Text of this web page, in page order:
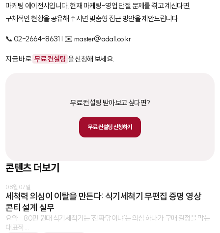
마케팅 에이전시입니다. 현재 마케팅-영업 단절 문제를 겪고 계신다면,
구체적인 현황을 공유해 주시면 맞춤형 접근 방안을 제안드립니다.
📞 02-2664-8631 | ✉️ master@adall.co.kr
지금 바로 무료 컨설팅 을 신청해 보세요.
무료 컨설팅 받아보고 싶다면?
무료 컨설팅 신청하기
콘텐츠 더보기
08월 07일
세척력 의심이 이탈을 만든다: 식기세척기 무편집 증명 영상
콘티 설계 실무
요약 - 80만 원대 식기세척기는 '진짜 닦이냐'는 의심 하나가 구매 결정을 막는
대표적 ...